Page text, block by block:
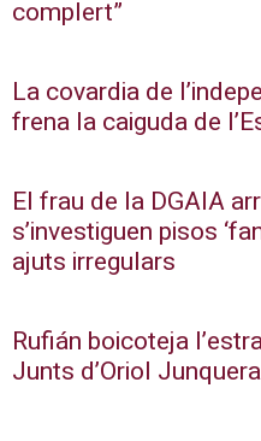
complert”
La covardia de
frena la caiguda de
El frau de la DGAIA
s’investiguen pisos
ajuts irregulars
Rufián boicoteja
Junts d’Oriol